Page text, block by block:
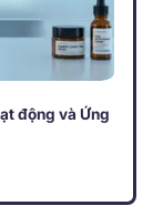
động và Ứng